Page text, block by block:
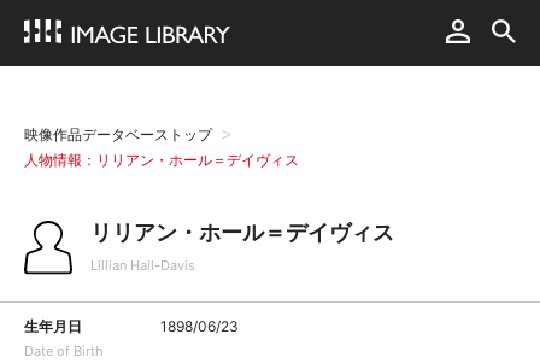
映像作品データベーストップ
人物情報：リリアン・ホール＝デイヴィス
リリアン・ホール＝デイヴィス
Lillian Hall-Davis
生年月日
Date of Birth
1898/06/23